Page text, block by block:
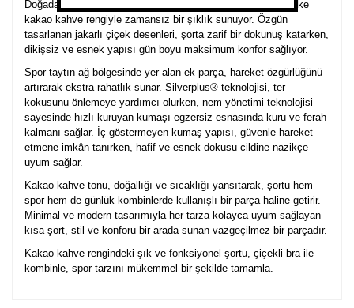
Doğadan ilham alan çiçek desenli kısa şort, sıcak ve sofistike
kakao kahve rengiyle zamansız bir şıklık sunuyor. Özgün
tasarlanan jakarlı çiçek desenleri, şorta zarif bir dokunuş katarken,
dikişsiz ve esnek yapısı gün boyu maksimum konfor sağlıyor.
Spor taytın ağ bölgesinde yer alan ek parça, hareket özgürlüğünü
artırarak ekstra rahatlık sunar. Silverplus® teknolojisi, ter
kokusunu önlemeye yardımcı olurken, nem yönetimi teknolojisi
sayesinde hızlı kuruyan kumaşı egzersiz esnasında kuru ve ferah
kalmanı sağlar. İç göstermeyen kumaş yapısı, güvenle hareket
etmene imkân tanırken, hafif ve esnek dokusu cildine nazikçe
uyum sağlar.
Kakao kahve tonu, doğallığı ve sıcaklığı yansıtarak, şortu hem
spor hem de günlük kombinlerde kullanışlı bir parça haline getirir.
Minimal ve modern tasarımıyla her tarza kolayca uyum sağlayan
kısa şort, stil ve konforu bir arada sunan vazgeçilmez bir parçadır.
Kakao kahve rengindeki şık ve fonksiyonel şortu, çiçekli bra ile
kombinle, spor tarzını mükemmel bir şekilde tamamla.